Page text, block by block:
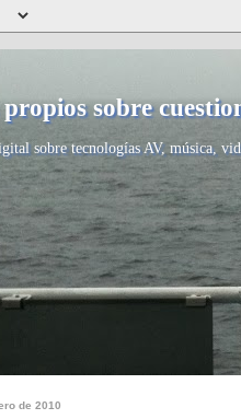
sobre
sobre tecnologías AV, música,
de 2010